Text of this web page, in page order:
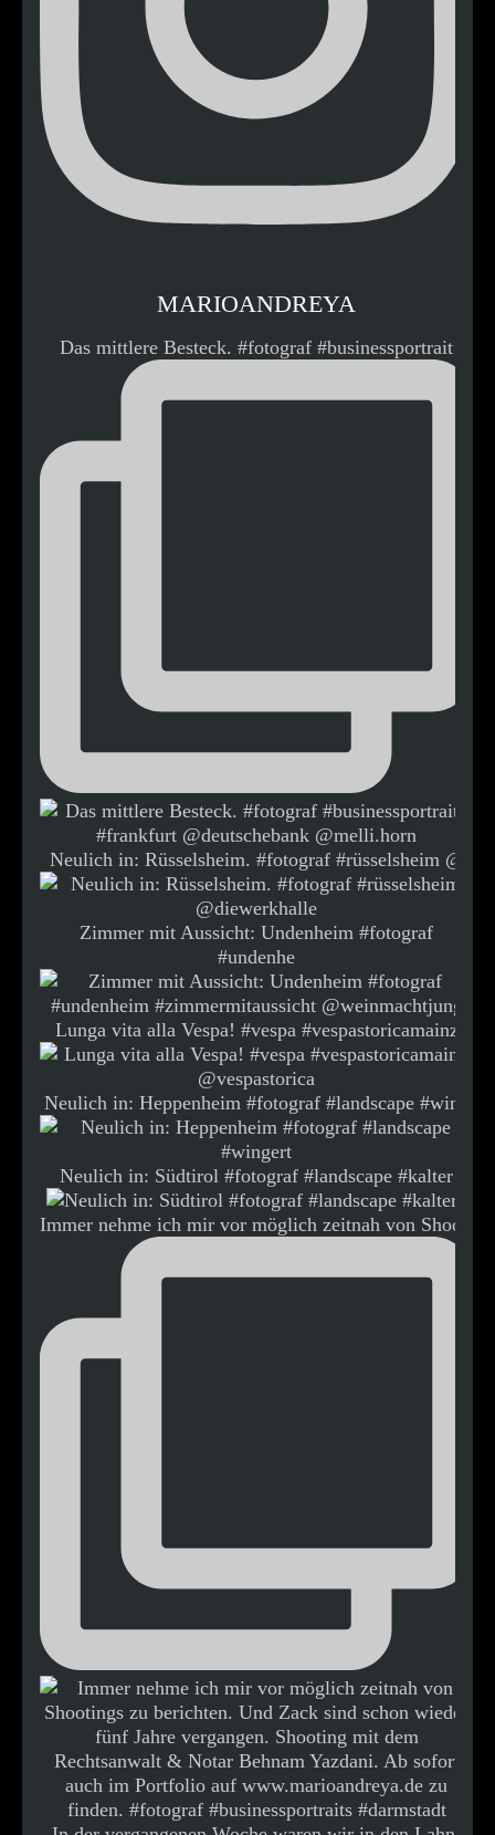
MARIOANDREYA
Das mittlere Besteck. #fotograf #businessportrait
Neulich in: Rüsselsheim. #fotograf #rüsselsheim @
Zimmer mit Aussicht: Undenheim #fotograf
#undenhe
Lunga vita alla Vespa! #vespa #vespastoricamainz
Neulich in: Heppenheim #fotograf #landscape #wing
Neulich in: Südtirol #fotograf #landscape #kalter
Immer nehme ich mir vor möglich zeitnah von Shooti